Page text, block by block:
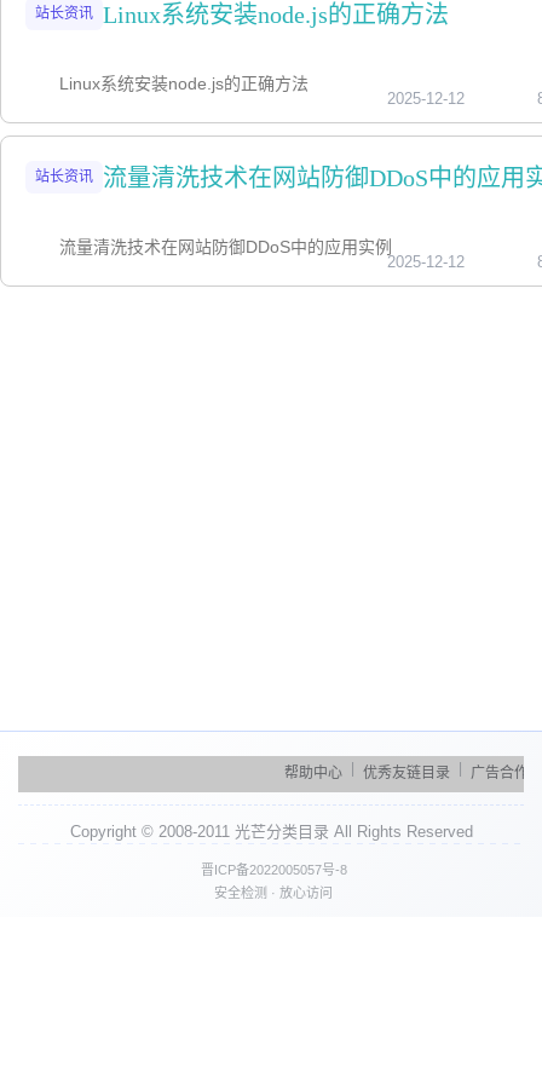
站长资讯 Linux系统安装node.js的正确方法
Linux系统安装node.js的正确方法
2025-12-12
站长资讯 流量清洗技术在网站防御DDoS中的应用
流量清洗技术在网站防御DDoS中的应用实例
2025-12-12
帮助中心 优秀友链目录 广告合作
Copyright © 2008-2011 光芒分类目录 All Rights Reserved
晋ICP备2022005057号-8
安全检测 · 放心访问